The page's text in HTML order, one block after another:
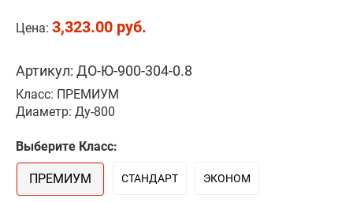
Цена: 3,323.00 руб.
Артикул: ДО-Ю-900-304-0.8
Класс: ПРЕМИУМ
Диаметр: Ду-800
Выберите Класс:
ПРЕМИУМ СТАНДАРТ ЭКОНОМ